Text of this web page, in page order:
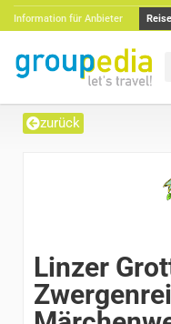
Information für Anbieter
zurück
Linzer